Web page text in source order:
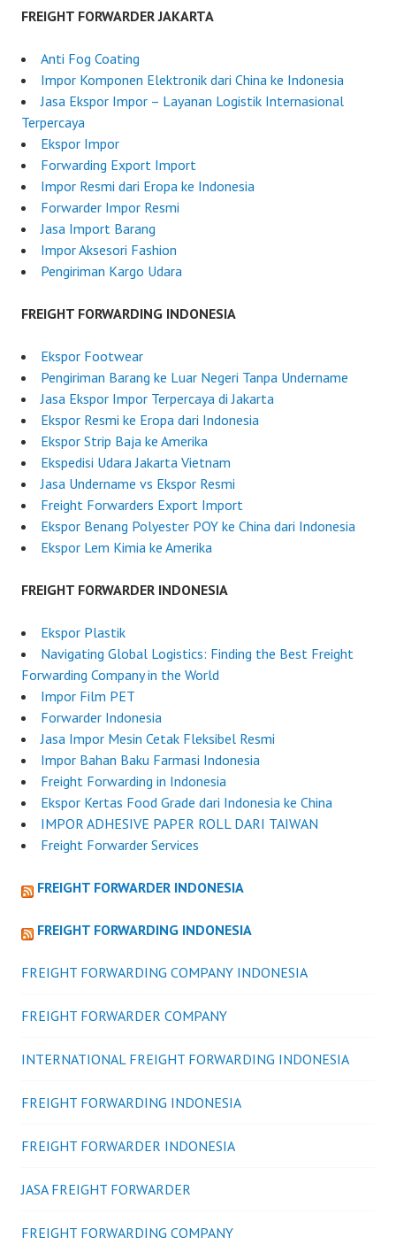
s
t
w
a
a
FREIGHT FORWARDER JAKARTA
Anti Fog Coating
Impor Komponen Elektronik dari China ke Indonesia
Jasa Ekspor Impor – Layanan Logistik Internasional
Terpercaya
Ekspor Impor
Forwarding Export Import
Impor Resmi dari Eropa ke Indonesia
Forwarder Impor Resmi
Jasa Import Barang
Impor Aksesori Fashion
Pengiriman Kargo Udara
FREIGHT FORWARDING INDONESIA
Ekspor Footwear
Pengiriman Barang ke Luar Negeri Tanpa Undername
Jasa Ekspor Impor Terpercaya di Jakarta
Ekspor Resmi ke Eropa dari Indonesia
Ekspor Strip Baja ke Amerika
Ekspedisi Udara Jakarta Vietnam
Jasa Undername vs Ekspor Resmi
Freight Forwarders Export Import
Ekspor Benang Polyester POY ke China dari Indonesia
Ekspor Lem Kimia ke Amerika
FREIGHT FORWARDER INDONESIA
Ekspor Plastik
Navigating Global Logistics: Finding the Best Freight
Forwarding Company in the World
Impor Film PET
Forwarder Indonesia
Jasa Impor Mesin Cetak Fleksibel Resmi
Impor Bahan Baku Farmasi Indonesia
Freight Forwarding in Indonesia
Ekspor Kertas Food Grade dari Indonesia ke China
IMPOR ADHESIVE PAPER ROLL DARI TAIWAN
Freight Forwarder Services
FREIGHT FORWARDER INDONESIA
FREIGHT FORWARDING INDONESIA
FREIGHT FORWARDING COMPANY INDONESIA
FREIGHT FORWARDER COMPANY
INTERNATIONAL FREIGHT FORWARDING INDONESIA
FREIGHT FORWARDING INDONESIA
FREIGHT FORWARDER INDONESIA
JASA FREIGHT FORWARDER
FREIGHT FORWARDING COMPANY